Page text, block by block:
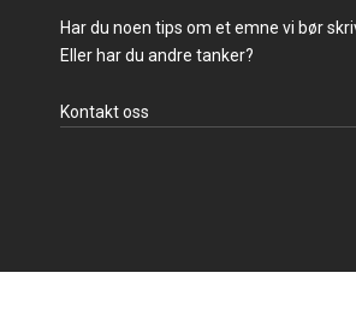
Har du noen tips om et emne vi bør
Eller har du andre tanker?
Kontakt oss